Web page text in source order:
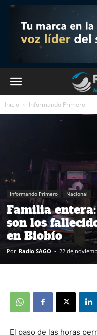
Inicio Informando Primero
Informando Primero Nacional
Familia
son los
en Biobío
Por Radio SAGO - 22 de
El paso de las horas